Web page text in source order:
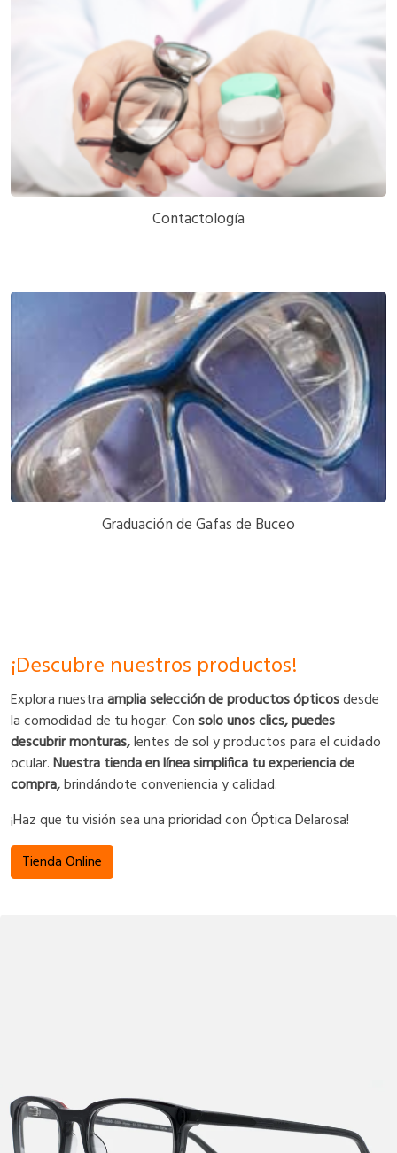
Contactología
Graduación de Gafas de Buceo
¡Descubre nuestros productos!
Explora nuestraamplia selección de productos ópticosdesde
la comodidad de tu hogar. Consolo unos clics, puedes
descubrir monturas,lentes de sol y productos para el cuidado
ocular.Nuestra tienda en línea simplifica tu experiencia de
compra,brindándote conveniencia y calidad.
¡Haz que tu visión sea una prioridad con Óptica Delarosa!
Tienda Online